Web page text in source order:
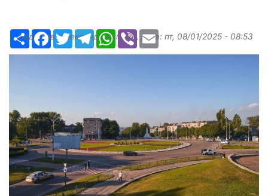
РесурсFacebook
TwitterTelegramWhatsApp
ViberEmail
Надіслав:Александр Бугаев , дата: пт, 08/01/2025 - 08:53